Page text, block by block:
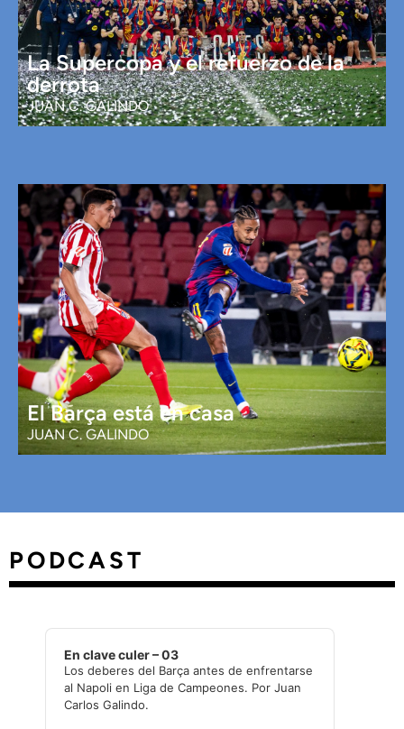
La Supercopa y el refuerzo de la
derrota
JUAN C. GALINDO
El Barça está en casa
JUAN C. GALINDO
PODCAST
Audio
Player
En clave culer – 03
Los deberes del Barça antes de enfrentarse
al Napoli en Liga de Campeones. Por Juan
Carlos Galindo.